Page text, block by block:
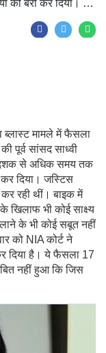
को बरी कर दिया। …
मामले में फैसला
पूर्व सांसद साध्वी
दशक से अधिक समय तक
कर दिया। जस्टिस
रही थीं। बाइक में
खिलाफ भी कोई साक्ष्य
के भी कोई सबूत नहीं
को NIA कोर्ट ने
दिया है। ये फैसला 17
नहीं हुआ कि जिस